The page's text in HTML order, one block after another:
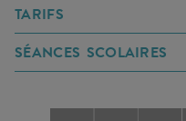
TARIFS
SÉANCES SCOLAIRES